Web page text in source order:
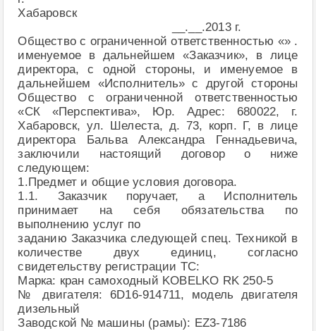
__.__.2013 г.
Общество с ограниченной ответственностью «» .
именуемое в дальнейшем «Заказчик», в лице
директора, с одной стороны, и именуемое в
дальнейшем «Исполнитель» с другой стороны
Общество с ограниченной ответственностью
«СК «Перспектива», Юр. Адрес: 680022, г.
Хабаровск, ул. Шелеста, д. 73, корп. Г, в лице
директора Бальва Александра Геннадьевича,
заключили настоящий договор о ниже
следующем:
1.Предмет и общие условия договора.
1.1. Заказчик поручает, а Исполнитель
принимает на себя обязательства по
выполнению услуг по
заданию Заказчика следующей спец. Техникой в
количестве двух единиц, согласно
свидетельству регистрации ТС:
Марка: кран самоходный KOBELKO RK 250-5
№ двигателя: 6D16-914711, модель двигателя
дизельный
Заводской № машины (рамы): EZ3-7186